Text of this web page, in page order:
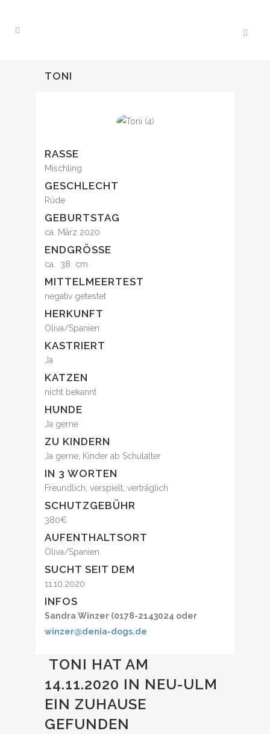
TONI
RASSE
Mischling
GESCHLECHT
Rüde
GEBURTSTAG
ca. März 2020
ENDGRÖSSE
ca. 38 cm
MITTELMEERTEST
negativ getestet
HERKUNFT
Oliva/Spanien
KASTRIERT
Ja
KATZEN
nicht bekannt
HUNDE
Ja gerne
ZU KINDERN
Ja gerne, Kinder ab Schulalter
IN 3 WORTEN
Freundlich, verspielt, verträglich
SCHUTZGEBÜHR
380€
AUFENTHALTSORT
Oliva/Spanien
SUCHT SEIT DEM
11.10.2020
INFOS
Sandra Winzer (0178-2143024 oder
winzer@denia-dogs.de
TONI HAT AM
14.11.2020 IN NEU-ULM
EIN ZUHAUSE
GEFUNDEN